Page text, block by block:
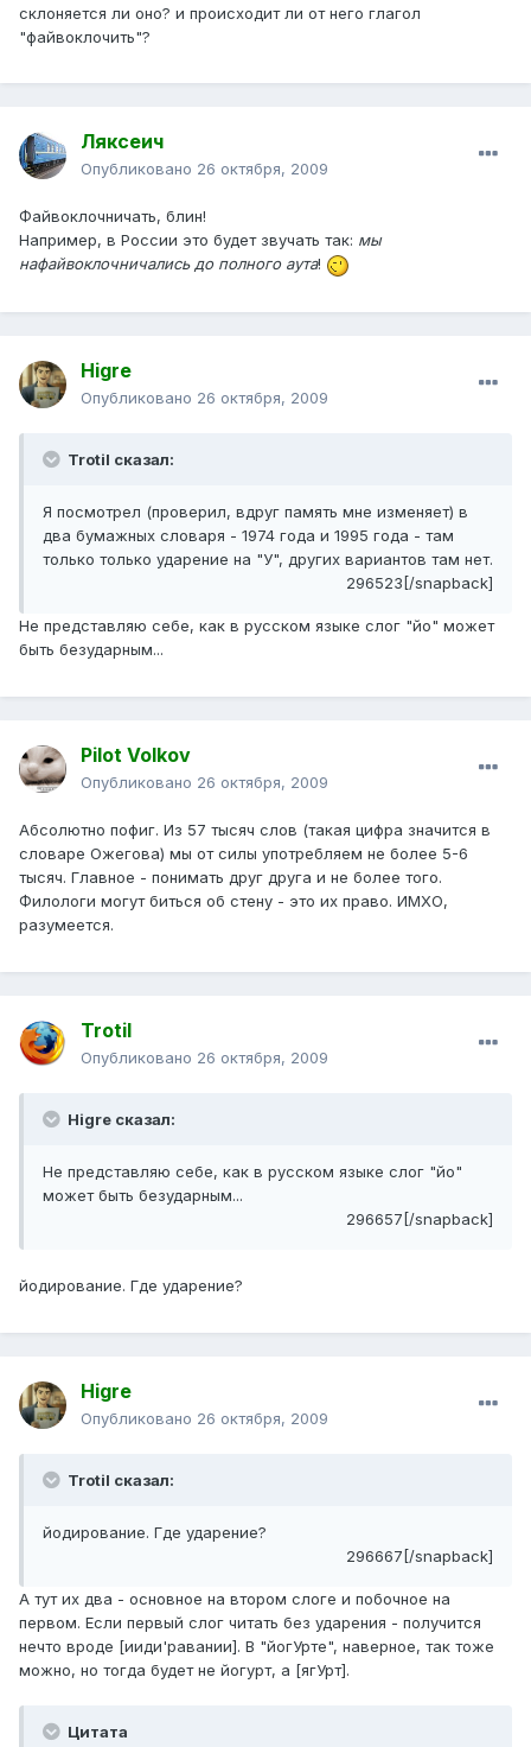
склоняется ли оно? и происходит ли от него глагол
"файвоклочить"?
Ляксеич
Опубликовано 26 октября, 2009
Файвоклочничать, блин!
Например, в России это будет звучать так: мы
нафайвоклочничались до полного аута!
Higre
Опубликовано 26 октября, 2009
Trotil сказал:
Я посмотрел (проверил, вдруг память мне изменяет) в
два бумажных словаря - 1974 года и 1995 года - там
только только ударение на "У", других вариантов там нет.
296523[/snapback]
Не представляю себе, как в русском языке слог "йо" может
быть безударным...
Pilot Volkov
Опубликовано 26 октября, 2009
Абсолютно пофиг. Из 57 тысяч слов (такая цифра значится в
словаре Ожегова) мы от силы употребляем не более 5-6
тысяч. Главное - понимать друг друга и не более того.
Филологи могут биться об стену - это их право. ИМХО,
разумеется.
Trotil
Опубликовано 26 октября, 2009
Higre сказал:
Не представляю себе, как в русском языке слог "йо"
может быть безударным...
296657[/snapback]
йодирование. Где ударение?
Higre
Опубликовано 26 октября, 2009
Trotil сказал:
йодирование. Где ударение?
296667[/snapback]
А тут их два - основное на втором слоге и побочное на
первом. Если первый слог читать без ударения - получится
нечто вроде [ииди'равании]. В "йогУрте", наверное, так тоже
можно, но тогда будет не йогурт, а [ягУрт].
Цитата